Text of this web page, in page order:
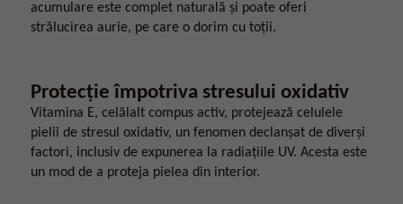
acumulare este complet naturală și poate oferi
strălucirea aurie, pe care o dorim cu toții.
Protecție împotriva stresului oxidativ
Vitamina E, celălalt compus activ, protejează celulele
pielii de stresul oxidativ, un fenomen declanșat de diverși
factori, inclusiv de expunerea la radiațiile UV. Acesta este
un mod de a proteja pielea din interior.